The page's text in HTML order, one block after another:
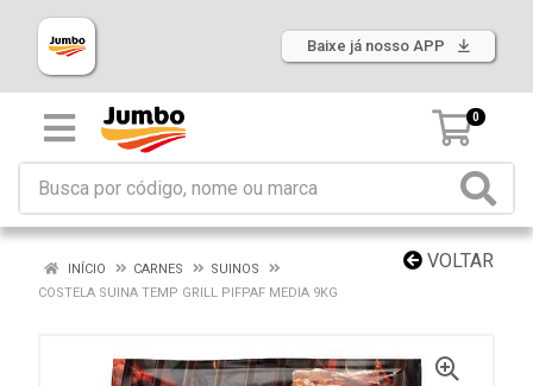
Baixe já nosso APP
0
VOLTAR
INÍCIO CARNES
SUINOS
COSTELA SUINA TEMP GRILL PIFPAF MEDIA 9KG